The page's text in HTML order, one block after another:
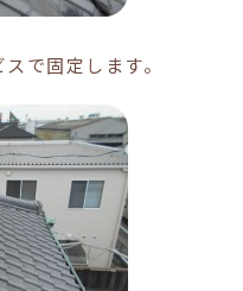
で固定します。